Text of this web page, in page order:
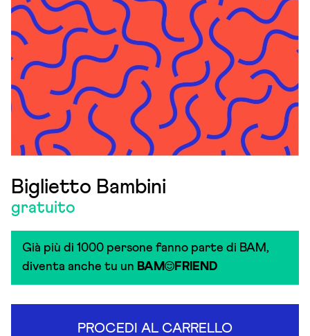
Biglietto Bambini
gratuito
Già più di 1000 persone fanno parte di BAM,
diventa anche tu un BAM FRIEND
PROCEDI AL CARRELLO